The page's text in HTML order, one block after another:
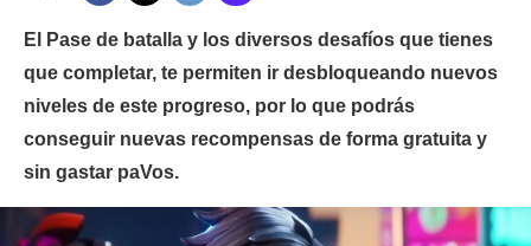
El Pase de batalla y los diversos desafíos que tienes
que completar, te permiten ir desbloqueando nuevos
niveles de este progreso, por lo que podrás
conseguir nuevas recompensas de forma gratuita y
sin gastar paVos.